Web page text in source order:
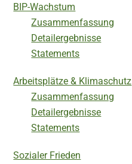
BIP-Wachstum
Zusammenfassung
Detailergebnisse
Statements
Arbeitsplätze & Klimaschutz
Zusammenfassung
Detailergebnisse
Statements
Sozialer Frieden